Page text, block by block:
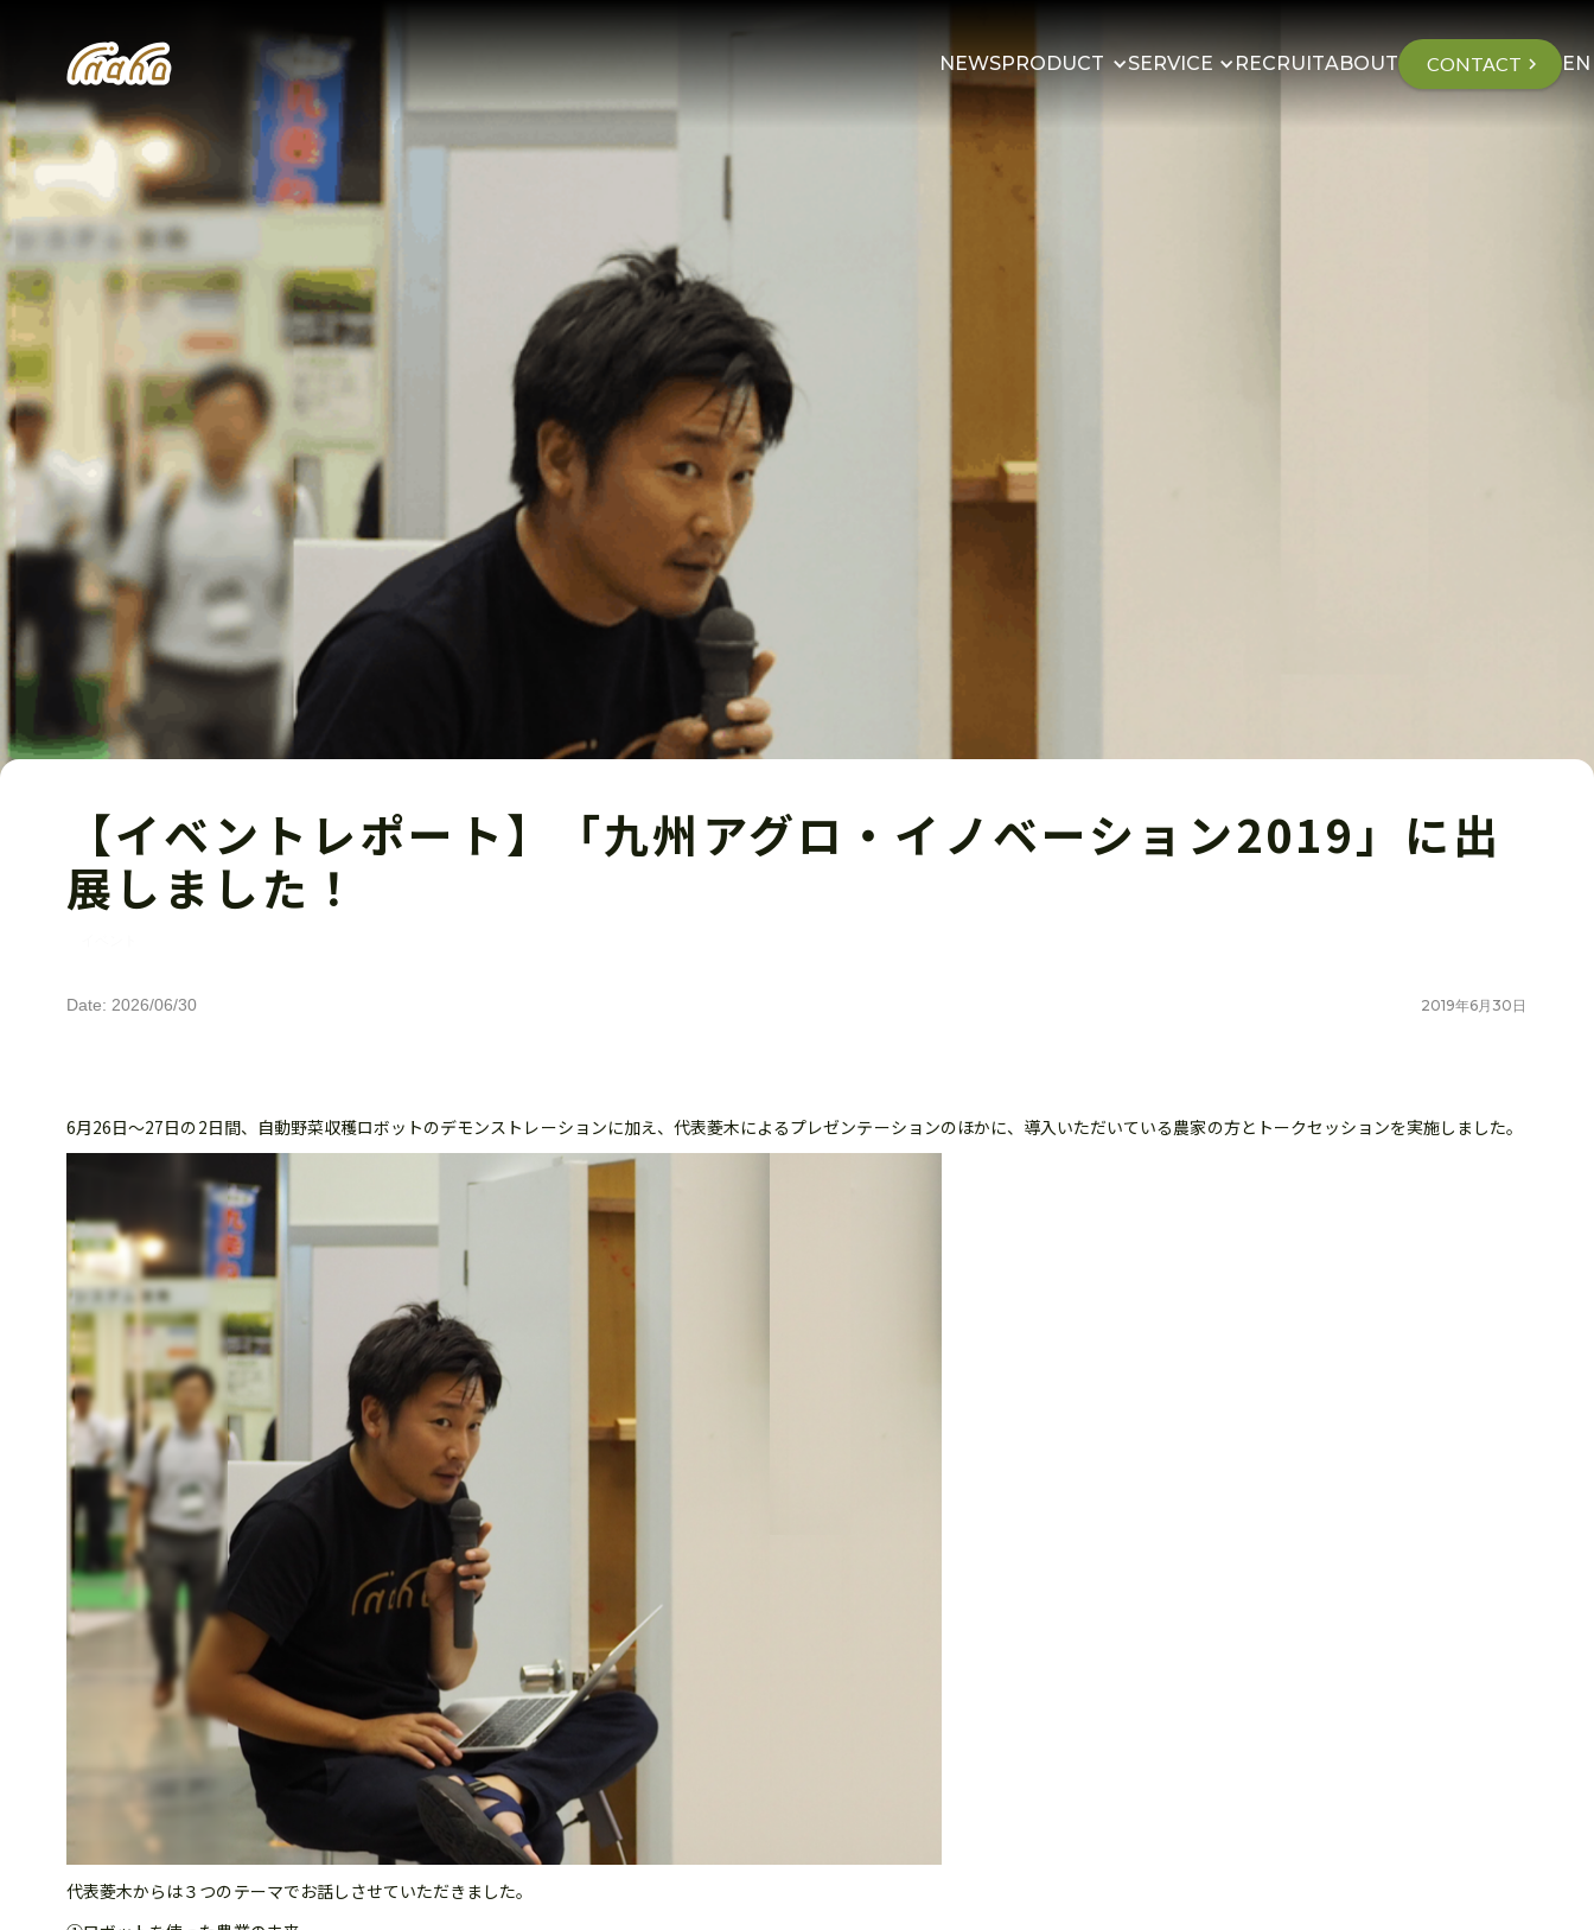
NEWSPRODUCT SERVICE RECRUITABOUT CONTACT chevron_right EN
【イベントレポート】「九州アグロ・イノベーション2019」に出
展しました！
Date: 2026/06/30 2019年6月 30 日
6月26日～27日の2日間、自動野菜収穫ロボットのデモンストレーションに加え、代表菱木によるプレゼンテーションのほかに、導入いただいている農家の方とトークセッションを実施しました。
代表菱木からは３つのテーマでお話しさせていただきました。